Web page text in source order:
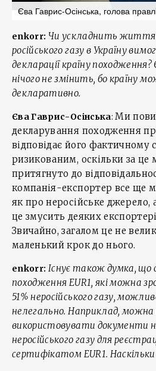
Єва Гаврис-Осінська, голова
enkorr: Чи ускладнить життя
російського газу в Україну
декларації країну
нічого не змінить, бо країну
декларативно.
Єва Гаврис-Осінська:Ми
декларування походження
відповідає його фактичному
ризикованим, оскільки за це
притягнуто до
компанія-експортер все ще
як про неросійське
це змусить деяких
Звичайно, загалом це не
маленький крок до нього.
enkorr: Існує також думка, що
походження EUR1, які можна
51% неросійського газу,
нелегально. Наприклад, можна
використовувати документи
неросійського газу для
сертифікатом EUR1.